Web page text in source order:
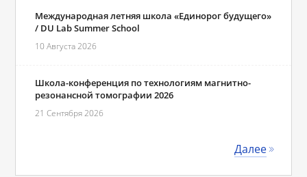
Международная летняя школа «Единорог будущего»
/ DU Lab Summer School
10 Августа 2026
Школа-конференция по технологиям магнитно-
резонансной томографии 2026
21 Сентября 2026
Далее